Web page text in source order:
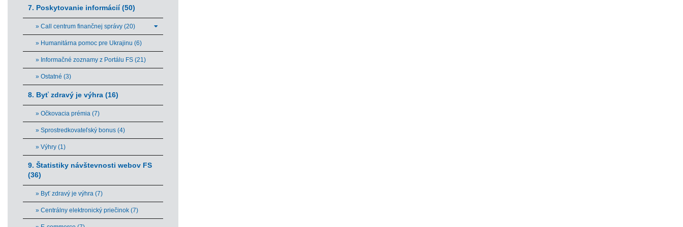
7. Poskytovanie informácií (50)
» Call centrum finančnej správy (20)
» Humanitárna pomoc pre Ukrajinu (6)
» Informačné zoznamy z Portálu FS (21)
» Ostatné (3)
8. Byť zdravý je výhra (16)
» Očkovacia prémia (7)
» Sprostredkovateľský bonus (4)
» Výhry (1)
9. Štatistiky návštevnosti webov FS
(36)
» Byť zdravý je výhra (7)
» Centrálny elektronický priečinok (7)